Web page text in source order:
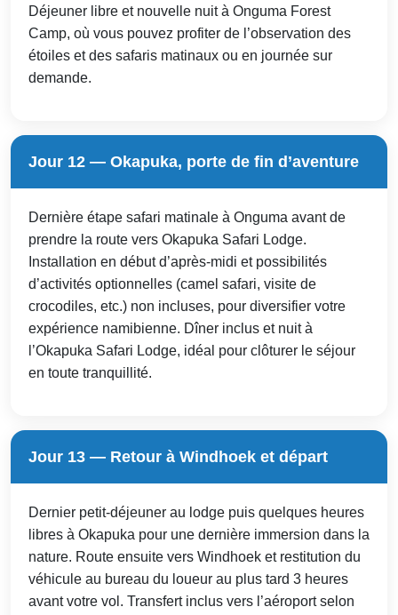
Déjeuner libre et nouvelle nuit à Onguma Forest
Camp, où vous pouvez profiter de l’observation des
étoiles et des safaris matinaux ou en journée sur
demande.
Jour 12 — Okapuka, porte de fin d’aventure
Dernière étape safari matinale à Onguma avant de
prendre la route vers Okapuka Safari Lodge.
Installation en début d’après-midi et possibilités
d’activités optionnelles (camel safari, visite de
crocodiles, etc.) non incluses, pour diversifier votre
expérience namibienne. Dîner inclus et nuit à
l’Okapuka Safari Lodge, idéal pour clôturer le séjour
en toute tranquillité.
Jour 13 — Retour à Windhoek et départ
Dernier petit-déjeuner au lodge puis quelques heures
libres à Okapuka pour une dernière immersion dans la
nature. Route ensuite vers Windhoek et restitution du
véhicule au bureau du loueur au plus tard 3 heures
avant votre vol. Transfert inclus vers l’aéroport selon